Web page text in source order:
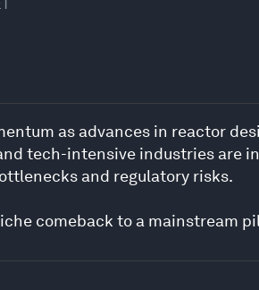
as advances in reactor
tech-intensive industries are
and regulatory risks.
comeback to a mainstream